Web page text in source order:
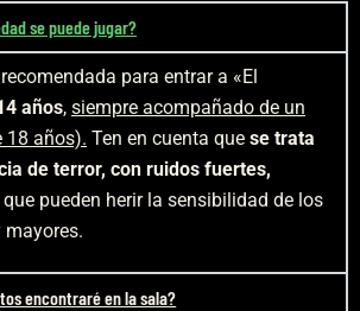
se puede jugar?
para entrar a «El
años, siempre acompañado de un
18 años). Ten en cuenta que se trata
de terror, con ruidos fuertes,
que pueden herir la sensibilidad de los
mayores.
encontraré en la sala?